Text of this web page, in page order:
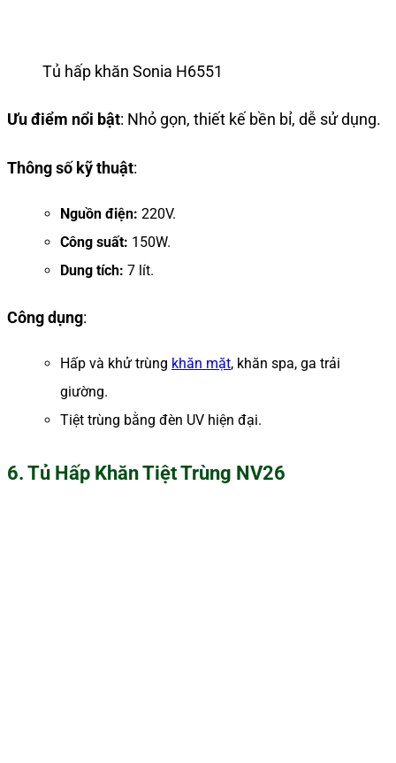
Tủ hấp khăn Sonia H6551
Ưu điểm nổi bật: Nhỏ gọn, thiết kế bền bỉ, dễ sử dụng.
Thông số kỹ thuật:
Nguồn điện: 220V.
Công suất: 150W.
Dung tích: 7 lít.
Công dụng:
Hấp và khử trùng khăn mặt, khăn spa, ga trải
giường.
Tiệt trùng bằng đèn UV hiện đại.
6. Tủ Hấp Khăn Tiệt Trùng NV26